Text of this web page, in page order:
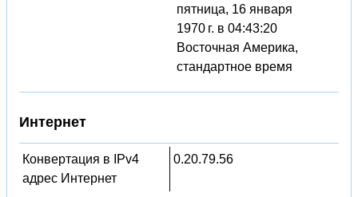
пятница, 16 января
1970 г. в 04:43:20
Восточная Америка,
стандартное время
Интернет
Конвертация в IPv4
адрес Интернет
0.20.79.56